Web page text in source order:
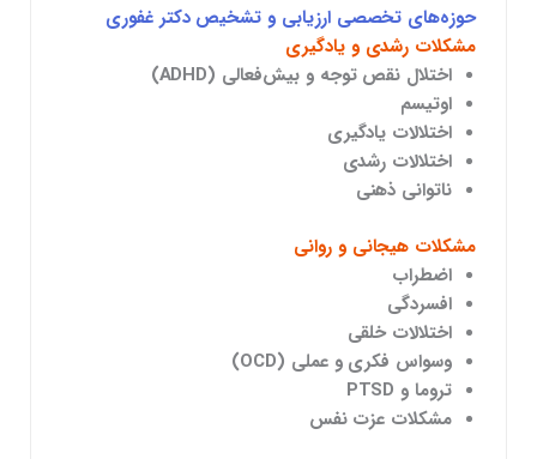
حوزه‌های تخصصی ارزیابی و تشخیص دکتر غفوری
مشکلات رشدی و یادگیری
اختلال نقص توجه و بیش‌فعالی (ADHD)
اوتیسم
اختلالات یادگیری
اختلالات رشدی
ناتوانی ذهنی
مشکلات هیجانی و روانی
اضطراب
افسردگی
اختلالات خلقی
وسواس فکری و عملی (OCD)
تروما و PTSD
مشکلات عزت نفس